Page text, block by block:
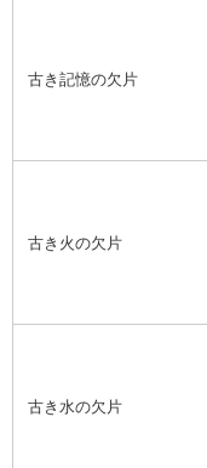
古き記憶の欠片
古き火の欠片
古き水の欠片